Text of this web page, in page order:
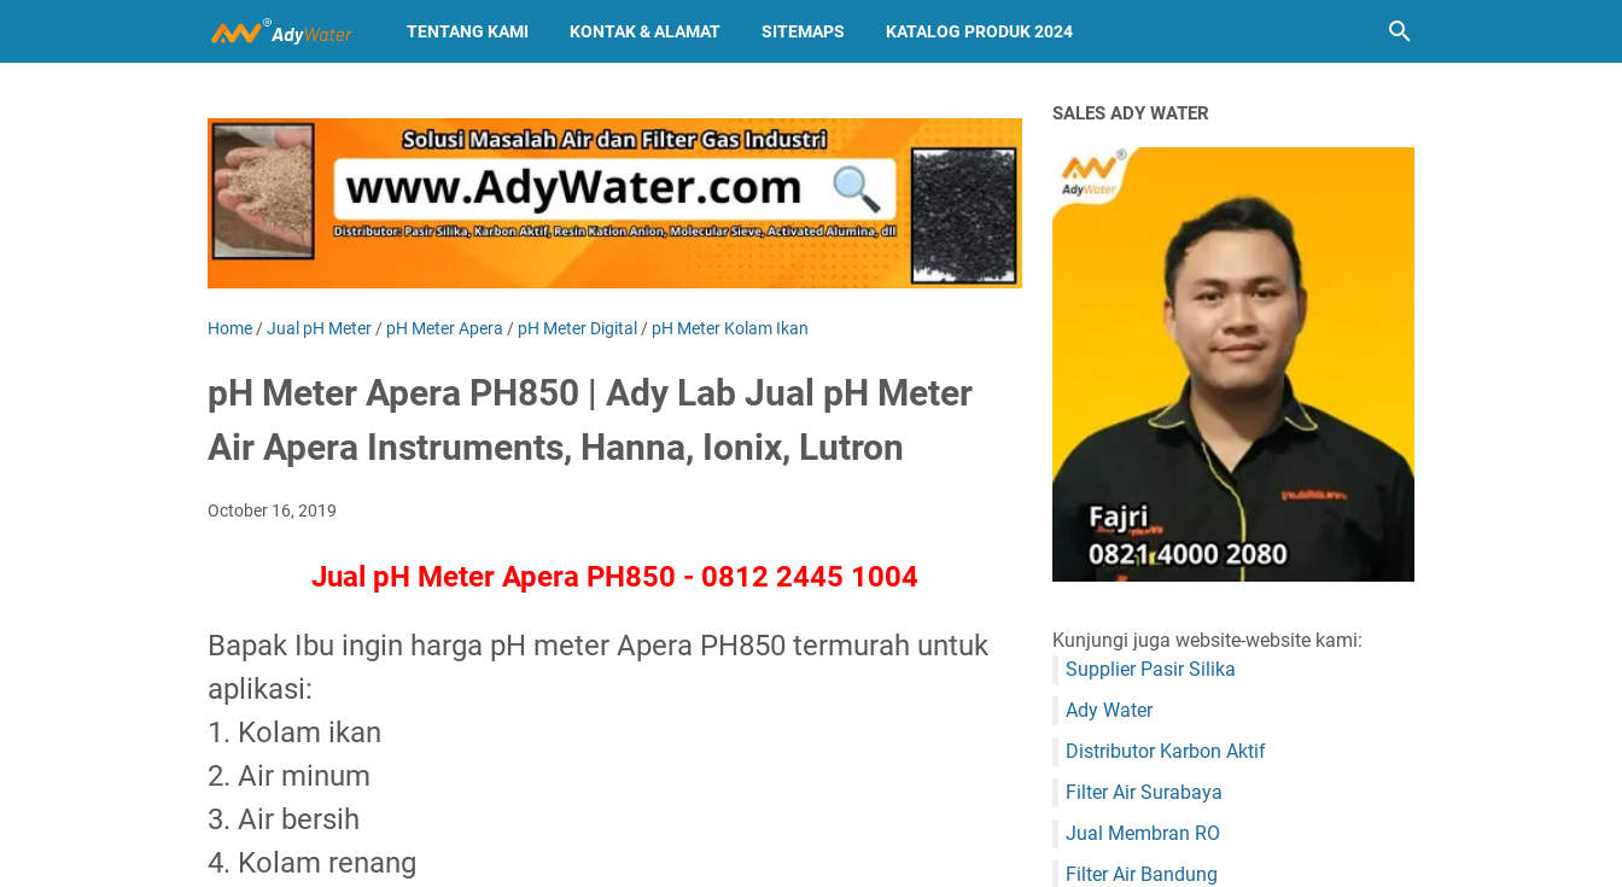
TENTANG KAMI KONTAK & ALAMAT SITEMAPS KATALOG PRODUK 2024
Home /Jual pH Meter / pH Meter Apera / pH Meter Digital / pH Meter Kolam Ikan
pH Meter Apera PH850 | Ady Lab Jual pH Meter
Air Apera Instruments, Hanna, Ionix, Lutron
October 16, 2019
Jual pH Meter Apera PH850 - 0812 2445 1004
Bapak Ibu ingin harga pH meter Apera PH850 termurah untuk
aplikasi:
1. Kolam ikan
2. Air minum
3. Air bersih
4. Kolam renang
SALES ADY WATER
Kunjungi juga website-website kami:
Supplier Pasir Silika
Ady Water
Distributor Karbon Aktif
Filter Air Surabaya
Jual Membran RO
Filter Air Bandung